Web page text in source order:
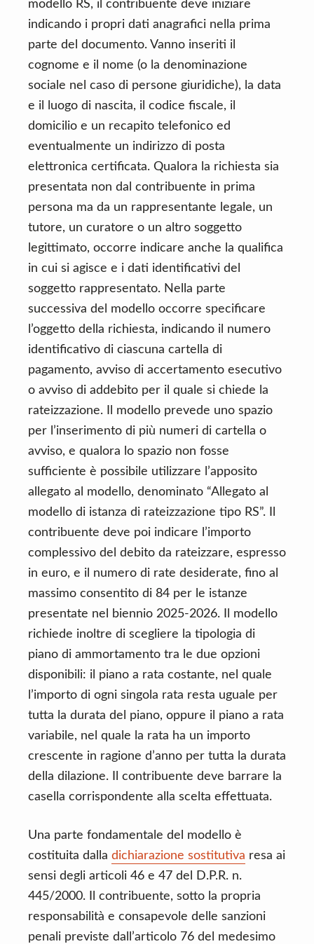
modello RS, il contribuente deve iniziare
indicando i propri dati anagrafici nella prima
parte del documento. Vanno inseriti il
cognome e il nome (o la denominazione
sociale nel caso di persone giuridiche), la data
e il luogo di nascita, il codice fiscale, il
domicilio e un recapito telefonico ed
eventualmente un indirizzo di posta
elettronica certificata. Qualora la richiesta sia
presentata non dal contribuente in prima
persona ma da un rappresentante legale, un
tutore, un curatore o un altro soggetto
legittimato, occorre indicare anche la qualifica
in cui si agisce e i dati identificativi del
soggetto rappresentato. Nella parte
successiva del modello occorre specificare
l’oggetto della richiesta, indicando il numero
identificativo di ciascuna cartella di
pagamento, avviso di accertamento esecutivo
o avviso di addebito per il quale si chiede la
rateizzazione. Il modello prevede uno spazio
per l’inserimento di più numeri di cartella o
avviso, e qualora lo spazio non fosse
sufficiente è possibile utilizzare l’apposito
allegato al modello, denominato “Allegato al
modello di istanza di rateizzazione tipo RS”. Il
contribuente deve poi indicare l’importo
complessivo del debito da rateizzare, espresso
in euro, e il numero di rate desiderate, fino al
massimo consentito di 84 per le istanze
presentate nel biennio 2025-2026. Il modello
richiede inoltre di scegliere la tipologia di
piano di ammortamento tra le due opzioni
disponibili: il piano a rata costante, nel quale
l’importo di ogni singola rata resta uguale per
tutta la durata del piano, oppure il piano a rata
variabile, nel quale la rata ha un importo
crescente in ragione d’anno per tutta la durata
della dilazione. Il contribuente deve barrare la
casella corrispondente alla scelta effettuata.
Una parte fondamentale del modello è
costituita dalla dichiarazione sostitutiva resa ai
sensi degli articoli 46 e 47 del D.P.R. n.
445/2000. Il contribuente, sotto la propria
responsabilità e consapevole delle sanzioni
penali previste dall’articolo 76 del medesimo